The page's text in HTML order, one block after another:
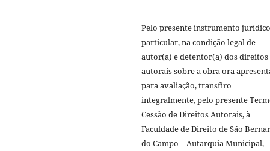
Pelo presente instrumento jurídico
particular, na condição legal de
autor(a) e detentor(a) dos direitos
autorais sobre a obra ora
para avaliação, transfiro
integralmente, pelo presente
Cessão de Direitos Autorais, à
Faculdade de Direito de São
do Campo – Autarquia Municipal,